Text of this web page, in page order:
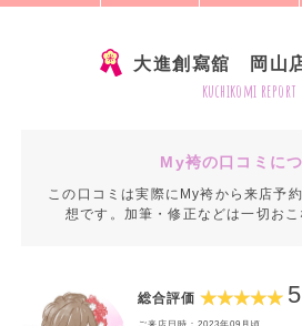
大進創寫舘 岡山
kuchikomi report
My袴の口コミに
この口コミは実際にMy袴から来店予
想です。加筆・修正などは一切おこ
総合評価